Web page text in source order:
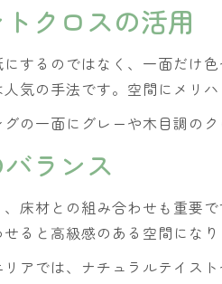
クロスの活用
するのではなく、一面だけ
気の手法です。空間にメリ
の一面にグレーや木目調の
ランス
床材との組み合わせも重要
ると高級感のある空間になり
アでは、ナチュラルテイス